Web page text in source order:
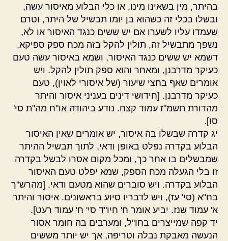
בהיתר, מין בשאינו מינו, או כלי הבלוע מאיסור עשה,
ובשלו בכלי זה כשהוא בן יומו תבשיל של היתר, וטרם
שעמדו עליו לשערו אם יש ששים כנגד האיסור או לא,
נשפך מתבשיל זה, תולין להקל בזה מכח ספק ספיקא,
דשמא יש ששים כנגד האיסור, ושמא באיסור עשה טעם
כעיקר מדרבנן, ומאחר והוא ספק תולין להקל. ויש
אומרים שאף בחצי שיעור (של איסורי לאוין), טעם
כעיקר מדרבנן. [חידושי דינים בעניני איסור והיתר
מהדורת תשמ"ז עמוד קצח. נודע ביהודה או"ח מה"ת סי'
סו].
יג קדרה שבשלו בה איסור, יש אומרים שאין האיסור
הבלוע בקדרה נפלט באופן ודאי, לתוך תבשיל ההיתר
שמבשלים בו אחר כך, ומכל מקום אסרו לבשל בקדרה
זו בלי הגעלה מכח הספק, שמא יפלט טעם האיסור
הבלוע בקדרה. ויש סוברים שהוא מטעם ודאי. [מהרש"ך
בח"א (סי' עז), ויש לדבריו סיוע בראשונים. איסור והיתר
א' עמוד שנז. יביע אומר ח' חיו"ד סי' ח' עמוד רעט].
יד קפה שמייצרים בחו"ל, ומערבים בה חומר אסור
הנעשה מאבקת נבלה וטריפה, אך יש יותר מששים